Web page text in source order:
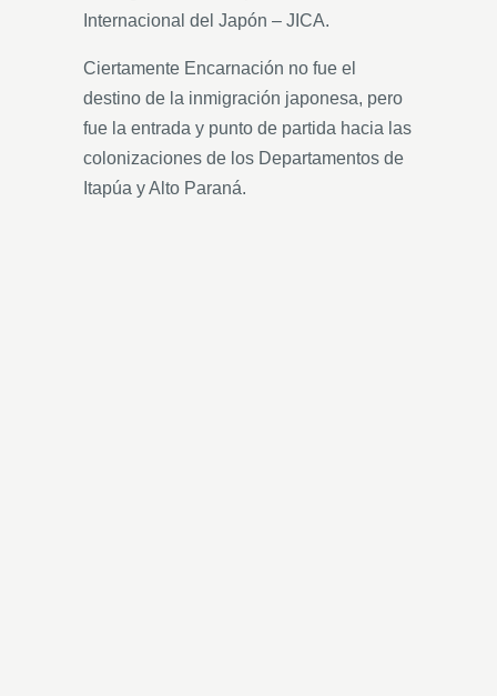
Internacional del Japón – JICA.
Ciertamente Encarnación no fue el
destino de la inmigración japonesa, pero
fue la entrada y punto de partida hacia las
colonizaciones de los Departamentos de
Itapúa y Alto Paraná.